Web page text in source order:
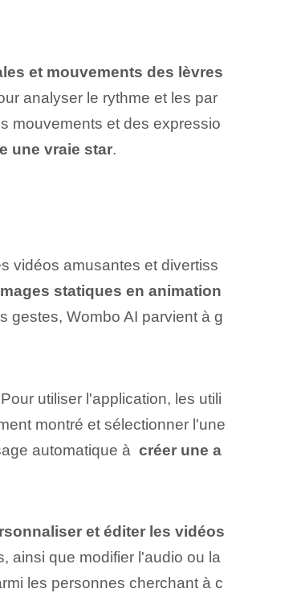
et mouvements des lèvres
analyser le rythme et les par
mouvements et des expressio
une vraie star.
vidéos amusantes et divertiss
statiques en animation
gestes, Wombo AI parvient à g
⁣utiliser l'application, ‌les utili
montré et sélectionner l'une
automatique à
créer une a
et éditer les vidéos
ainsi que modifier l'audio ou la
les personnes cherchant à c